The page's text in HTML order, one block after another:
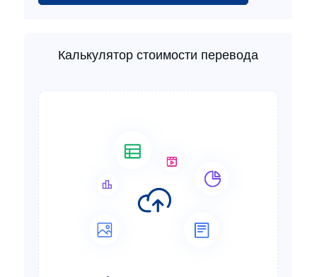
Калькулятор стоимости перевода